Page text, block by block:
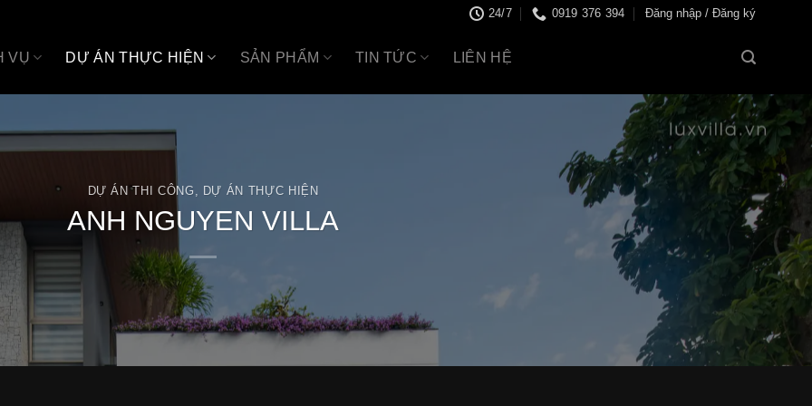
24/7 0919 376 394 Đăng nhập / Đăng ký
VỤ DỰ ÁN THỰC HIỆN SẢN PHẨM TIN TỨC LIÊN HỆ
DỰ ÁN THI CÔNG, DỰ ÁN THỰC HIỆN
ANH NGUYEN VILLA